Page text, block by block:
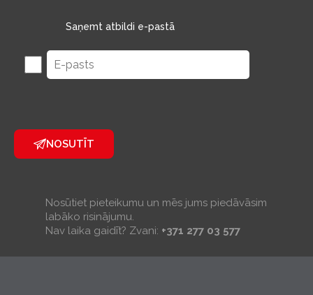
Saņemt atbildi e-pastā
NOSUTĪT
Nosūtiet pieteikumu un mēs jums piedāvāsim
labāko risinājumu.
Nav laika gaidīt? Zvani: +371 277 03 577